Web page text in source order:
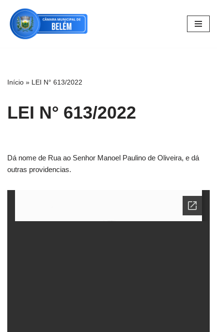
Pular
para
Início » LEI N° 613/2022
LEI N° 613/2022
Dá nome de Rua ao Senhor Manoel Paulino de Oliveira, e dá
outras providencias.